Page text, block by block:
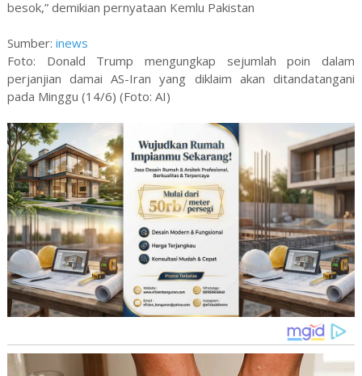
besok,” demikian pernyataan Kemlu Pakistan
Sumber: inews
Foto: Donald Trump mengungkap sejumlah poin dalam
perjanjian damai AS-Iran yang diklaim akan ditandatangani
pada Minggu (14/6) (Foto: AI)